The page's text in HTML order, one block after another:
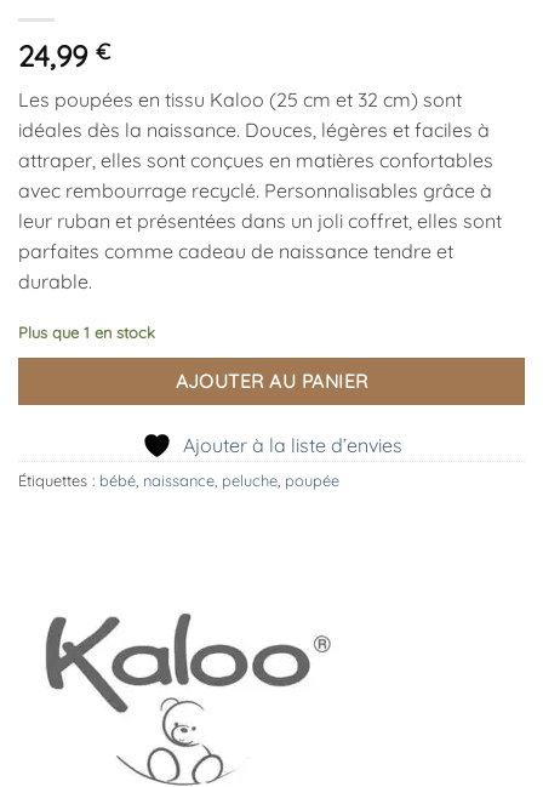
24,99 €
Les poupées en tissu Kaloo (25 cm et 32 cm) sont
idéales dès la naissance. Douces, légères et faciles à
attraper, elles sont conçues en matières confortables
avec rembourrage recyclé. Personnalisables grâce à
leur ruban et présentées dans un joli coffret, elles sont
parfaites comme cadeau de naissance tendre et
durable.
Plus que 1 en stock
AJOUTER AU PANIER
Ajouter à la liste d’envies
Étiquettes : bébé naissance peluche poupée